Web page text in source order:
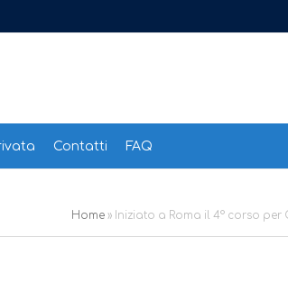
Contatti FAQ
Home » Iniziato a Roma il 4° corso